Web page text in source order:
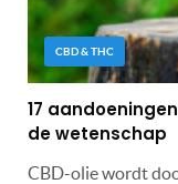
CBD & THC
17
de wetenschap
CBD-olie wordt